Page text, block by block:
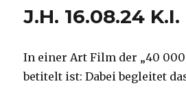
J.H. 16.08.24 K.I.
In einer Art Film der „40
betitelt ist: Dabei begleitet